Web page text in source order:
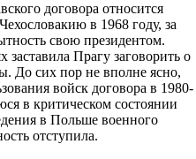
договора относится
в 1968 году, за
свою президентом.
Прагу заговорить о
До сих пор не вполне ясно,
войск договора в 1980-
в критическом состоянии
в Польше военного
отступила.